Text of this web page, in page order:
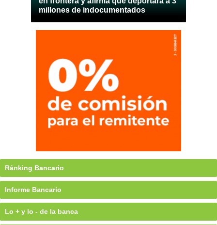
millones de indocumentados
Ránking Bancario
Informe Bancario
Lo + y lo - de la banca